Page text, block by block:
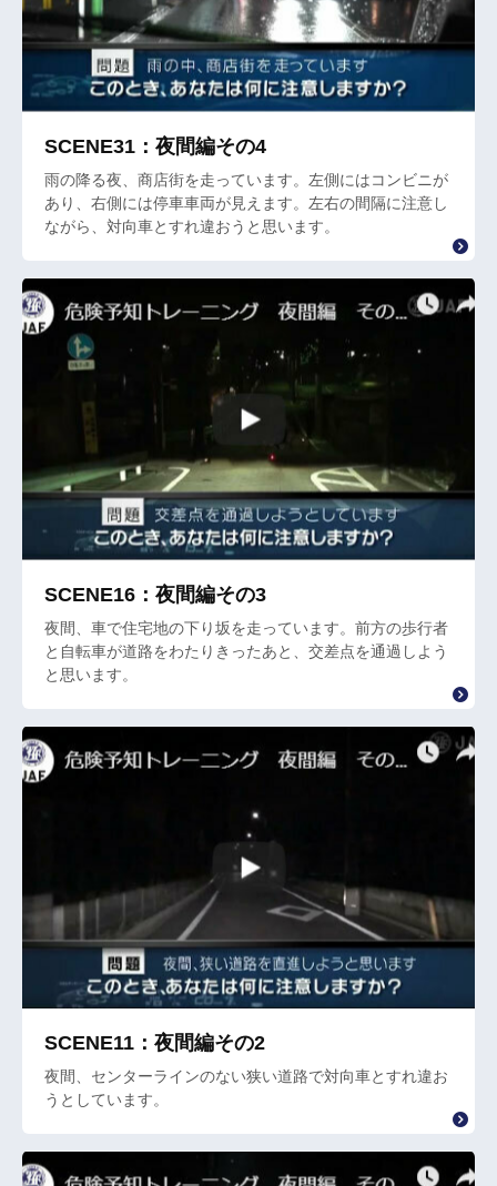
SCENE31：夜間編その4
雨の降る夜、商店街を走っています。左側にはコンビニが
あり、右側には停車車両が見えます。左右の間隔に注意し
ながら、対向車とすれ違おうと思います。
SCENE16：夜間編その3
夜間、車で住宅地の下り坂を走っています。前方の歩行者
と自転車が道路をわたりきったあと、交差点を通過しよう
と思います。
SCENE11：夜間編その2
夜間、センターラインのない狭い道路で対向車とすれ違お
うとしています。